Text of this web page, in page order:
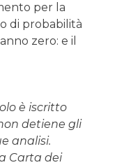
per la
di probabilità
zero: e il
è iscritto
detiene gli
analisi.
Carta dei